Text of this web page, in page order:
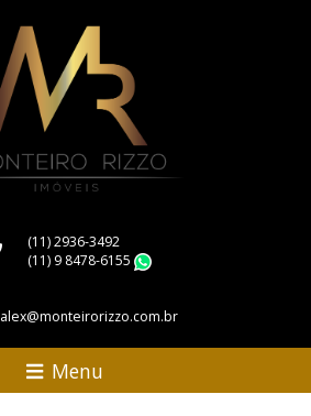
(11) 2936-3492
(11) 9 8478-6155
alex@monteirorizzo.com.br
Menu